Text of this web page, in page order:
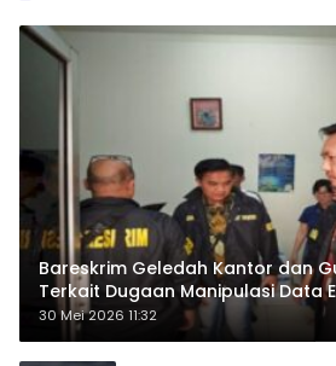
Bareskrim Geledah Kantor dan
Terkait Dugaan Manipulasi Data
30 Mei 2026 11:32